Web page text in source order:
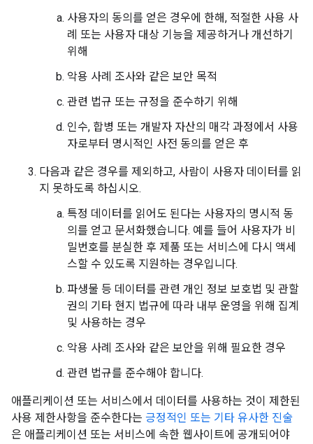
사용자의 동의를 얻은 경우에 한해, 적절한 사용 사
례 또는 사용자 대상 기능을 제공하거나 개선하기
위해
악용 사례 조사와 같은 보안 목적
관련 법규 또는 규정을 준수하기 위해
인수, 합병 또는 개발자 자산의 매각 과정에서 사용
자로부터 명시적인 사전 동의를 얻은 후
다음과 같은 경우를 제외하고, 사람이 사용자 데이터를 읽
지 못하도록 하십시오.
특정 데이터를 읽어도 된다는 사용자의 명시적 동
의를 얻고 문서화했습니다. 예를 들어 사용자가 비
밀번호를 분실한 후 제품 또는 서비스에 다시 액세
스할 수 있도록 지원하는 경우입니다.
파생물 등 데이터를 관련 개인 정보 보호법 및 관할
권의 기타 현지 법규에 따라 내부 운영을 위해 집계
및 사용하는 경우
악용 사례 조사와 같은 보안을 위해 필요한 경우
관련 법규를 준수해야 합니다.
애플리케이션 또는 서비스에서 데이터를 사용하는 것이 제한된
사용 제한사항을 준수한다는 긍정적인 또는 기타 유사한 진술
은 애플리케이션 또는 서비스에 속한 웹사이트에 공개되어야